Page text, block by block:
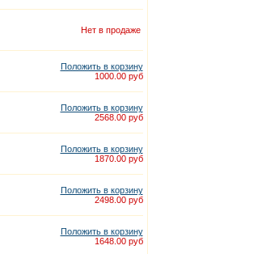
Нет в продаже
Положить в корзину
1000.00 руб
Положить в корзину
2568.00 руб
Положить в корзину
1870.00 руб
Положить в корзину
2498.00 руб
Положить в корзину
1648.00 руб